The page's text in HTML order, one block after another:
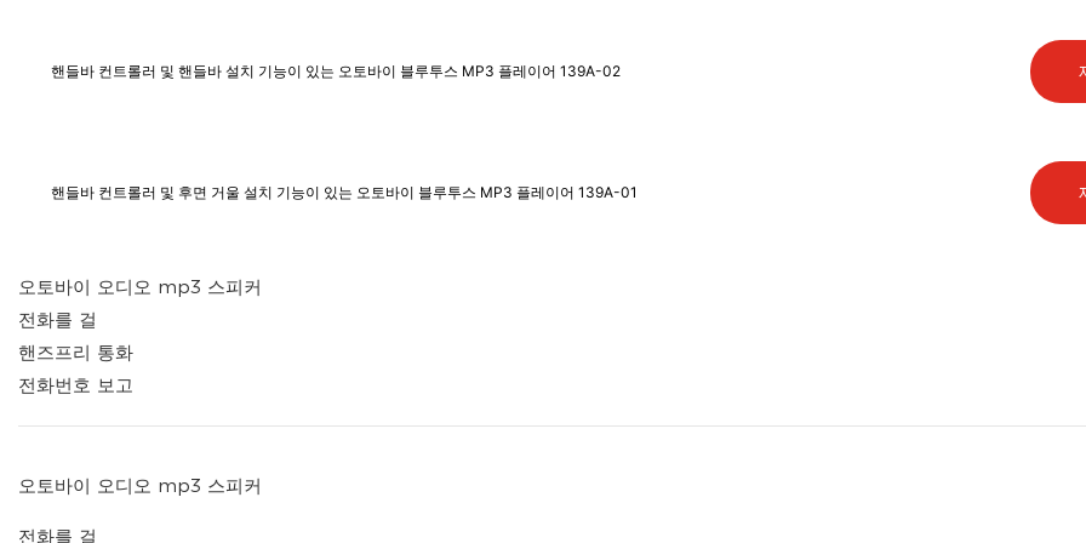
핸들바 컨트롤러 및 핸들바 설치 기능이 있는 오토바이 블루투스 MP3 플레이어 139A-02
핸들바 컨트롤러 및 후면 거울 설치 기능이 있는 오토바이 블루투스 MP3 플레이어 139A-01
오토바이 오디오 mp3 스피커
전화를 걸
핸즈프리 통화
전화번호 보고
오토바이 오디오 mp3 스피커
전화를 걸